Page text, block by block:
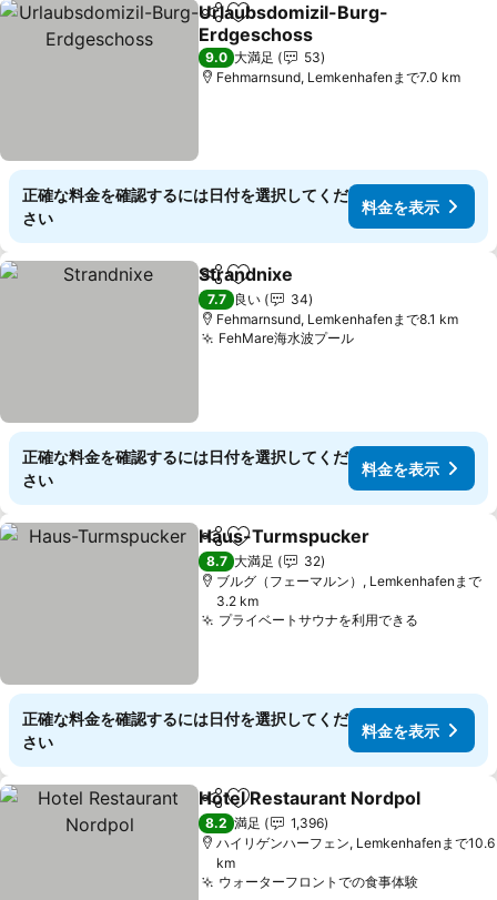
シェアお気に入りに追加
Urlaubsdomizil-Burg-
Erdgeschoss
料金を表示
9.0 大満足
53
Fehmarnsund, Lemkenhafenまで7.0 km
正確な料金を確認するには日付を選択してくだ
さい
料金を表示
シェアお気に入りに追加
Strandnixe
7.7 良い
34
Fehmarnsund, Lemkenhafenまで8.1 km
FehMare海水波プール料金を表示
正確な料金を確認するには日付を選択してくだ
さい
料金を表示
シェアお気に入りに追加
Haus-Turmspucker
8.7 大満足
32
ブルグ（フェーマルン）, Lemkenhafenまで
3.2 km
プライベートサウナを利用できる
正確な料金を確認するには日付を選択してくだ
さい
料金を表示
シェアお気に入りに追加
Hotel Restaurant Nordpol
8.2 満足
1,396
ハイリゲンハーフェン, Lemkenhafenまで10.6
km
ウォーターフロントでの食事体験料金を表